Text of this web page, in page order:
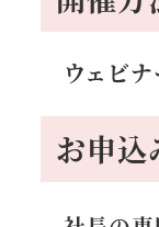
ウェビナ
お申込